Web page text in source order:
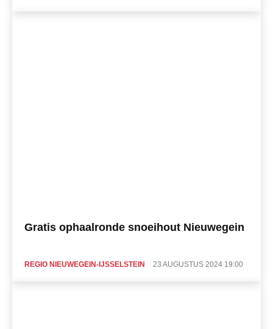
Gratis ophaalronde snoeihout Nieuwegein
REGIO NIEUWEGEIN-IJSSELSTEIN 23 AUGUSTUS 2024 19:00